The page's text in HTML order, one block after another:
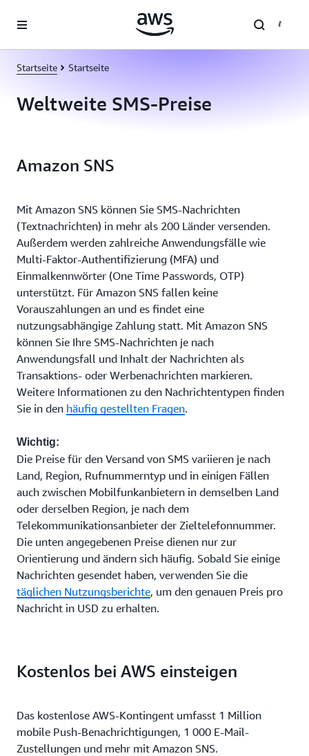
Überspringen zum Hauptinhalt
Startseite Startseite
Weltweite SMS-Preise
Amazon SNS
Mit Amazon SNS können Sie SMS-Nachrichten
(Textnachrichten) in mehr als 200 Länder versenden.
Außerdem werden zahlreiche Anwendungsfälle wie
Multi-Faktor-Authentifizierung (MFA) und
Einmalkennwörter (One Time Passwords, OTP)
unterstützt. Für Amazon SNS fallen keine
Vorauszahlungen an und es findet eine
nutzungsabhängige Zahlung statt. Mit Amazon SNS
können Sie Ihre SMS-Nachrichten je nach
Anwendungsfall und Inhalt der Nachrichten als
Transaktions- oder Werbenachrichten markieren.
Weitere Informationen zu den Nachrichtentypen finden
Sie in den häufig gestellten Fragen.
Wichtig:
Die Preise für den Versand von SMS variieren je nach
Land, Region, Rufnummerntyp und in einigen Fällen
auch zwischen Mobilfunkanbietern in demselben Land
oder derselben Region, je nach dem
Telekommunikationsanbieter der Zieltelefonnummer.
Die unten angegebenen Preise dienen nur zur
Orientierung und ändern sich häufig. Sobald Sie einige
Nachrichten gesendet haben, verwenden Sie die
täglichen Nutzungsberichte, um den genauen Preis pro
Nachricht in USD zu erhalten.
Kostenlos bei AWS einsteigen
Das kostenlose AWS-Kontingent umfasst 1 Million
mobile Push-Benachrichtigungen, 1 000 E-Mail-
Zustellungen und mehr mit Amazon SNS.